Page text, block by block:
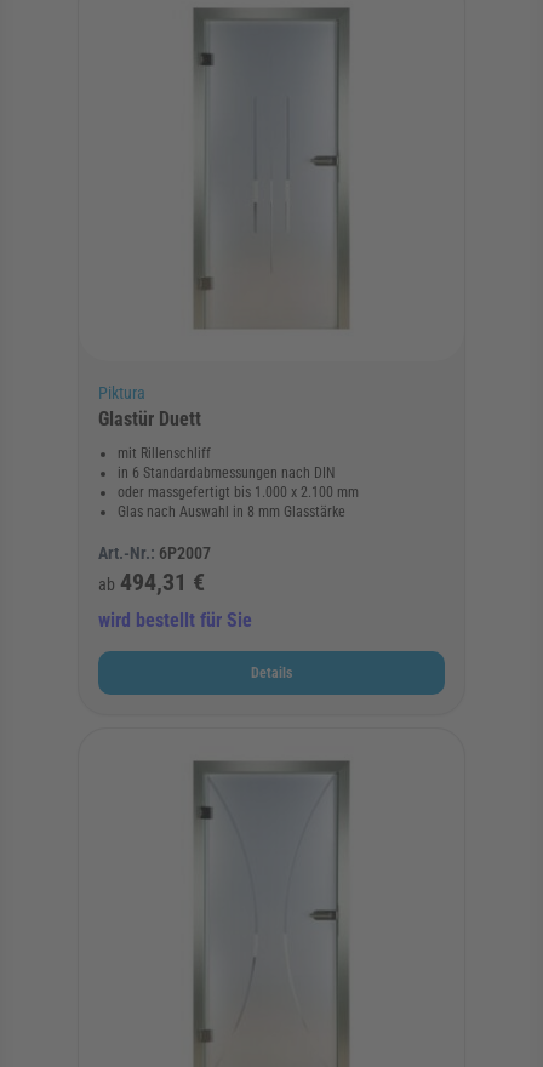
Piktura
Glastür Duett
mit Rillenschliff
in 6 Standardabmessungen nach DIN
oder massgefertigt bis 1.000 x 2.100 mm
Glas nach Auswahl in 8 mm Glasstärke
Art.-Nr.: 6P2007
ab 494,31 €
wird bestellt für Sie
Details